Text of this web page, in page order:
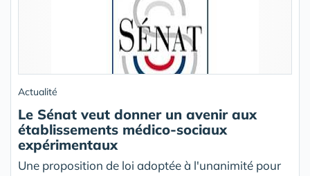
Actualité
Le Sénat veut donner un avenir aux
établissements médico-sociaux
expérimentaux
Une proposition de loi adoptée à l'unanimité pour